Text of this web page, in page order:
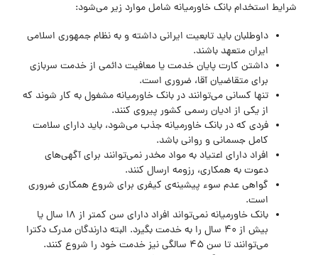
شرایط استخدام بانک خاورمیانه شامل موارد زیر می‌شود:
داوطلبان باید تابعیت ایرانی داشته و به نظام جمهوری اسلامی
ایران متعهد باشند.
داشتن کارت پایان خدمت یا معافیت دائمی از خدمت سربازی
برای متقاضیان آقا، ضروری است.
تنها کسانی می‌توانند در بانک خاورمیانه مشغول به کار شوند که
از یکی از ادیان رسمی کشور پیروی کنند.
فردی که در بانک خاورمیانه جذب می‌شود، باید دارای سلامت
کامل جسمانی و روانی باشد.
افراد دارای اعتیاد به مواد مخدر نمی‌توانند برای آگهی‌های
دعوت به همکاری، رزومه ارسال کنند.
گواهی عدم سوء پیشینه‌ی کیفری برای شروع همکاری ضروری
است.
بانک خاورمیانه نمی‌تواند افراد دارای سن کمتر از ۱۸ سال یا
بیش از ۴۰ سال را به خدمت بگیرد. البته دارندگان مدرک دکترا
می‌توانند تا سن ۴۵ سالگی نیز خدمت خود را شروع کنند.